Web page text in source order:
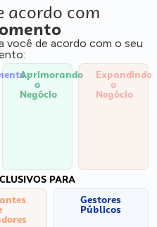
acordo com
você de acordo com o seu
Aprimorando
o
Negócio
Expandindo
o
Negócio
PARA
Gestores
Públicos